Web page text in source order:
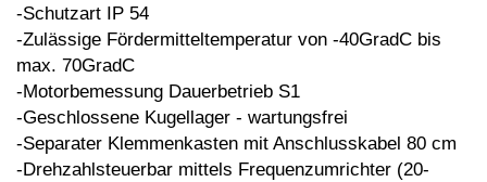
-Schutzart IP 54
-Zulässige Fördermitteltemperatur von -40GradC bis
max. 70GradC
-Motorbemessung Dauerbetrieb S1
-Geschlossene Kugellager - wartungsfrei
-Separater Klemmenkasten mit Anschlusskabel 80 cm
-Drehzahlsteuerbar mittels Frequenzumrichter (20-